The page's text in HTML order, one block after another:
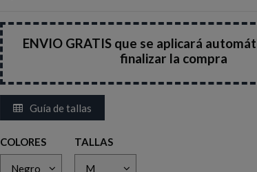
ENVIO GRATIS que se aplicará
finalizar la compra
Guía de tallas
COLORES TALLAS